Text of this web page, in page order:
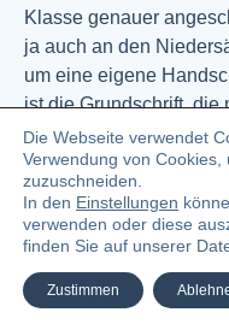
Klasse genauer
ja auch an den
um eine eigene
ist die Grundschrift, die
führen soll, eine
Weiterlesen
© 2023 Angelika
Die Webseite verwendet
Verwendung von
zuzuschneiden.
In den Einstellungen
verwenden oder diese
finden Sie auf unserer
Zustimmen